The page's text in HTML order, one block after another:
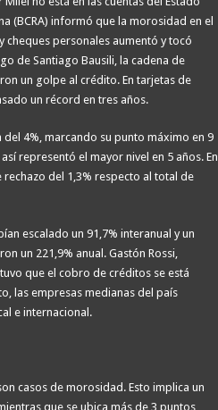
(BCRA) informó que la morosidad en el
personales aumentó y tocó
de Santiago Bausili, la cadena de
un golpe al crédito. En tarjetas de
un récord en tres años.
4%, marcando su punto máximo en 9
representó el mayor nivel en 5 años. En
del 1,3% respecto al total de
escalado un 91,7% interanual y un
un 221,9% anual. Gastón Rossi,
que el cobro de créditos se está
las empresas medianas del país
e internacional.
casos de morosidad. Esto implica un
que se ubica más de 3 puntos